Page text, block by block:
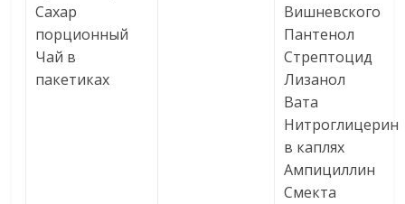
Сахар
порционный
Чай в
пакетиках
Вишневского
Пантенол
Стрептоцид
Лизанол
Вата
Нитроглицерин
в каплях
Ампициллин
Смекта